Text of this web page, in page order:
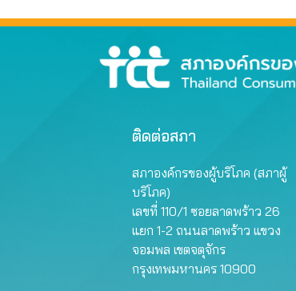
ติดต่อสภา
สภาองค์กรของผู้บริโภค (สภาผู้
บริโภค)
เลขที่ 110/1 ซอยลาดพร้าว 26
แยก 1-2 ถนนลาดพร้าว แขวง
จอมพล เขตจตุจักร
กรุงเทพมหานคร 10900